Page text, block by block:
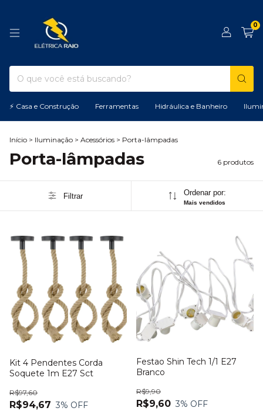
0
⚡ Casa e Construção Ferramentas Hidráulica e Banheiro
Início > Iluminação > Acessórios > Porta-lâmpadas
Porta-lâmpadas 6 produtos
Filtrar Ordenar por:
Mais vendidos
Kit 4 Pendentes Corda
Soquete 1m E27 Sct
R$94,67
R$97,60
3% OFF
Festao Shin Tech 1/1 E27
Branco
R$9,60
R$9,90
3% OFF